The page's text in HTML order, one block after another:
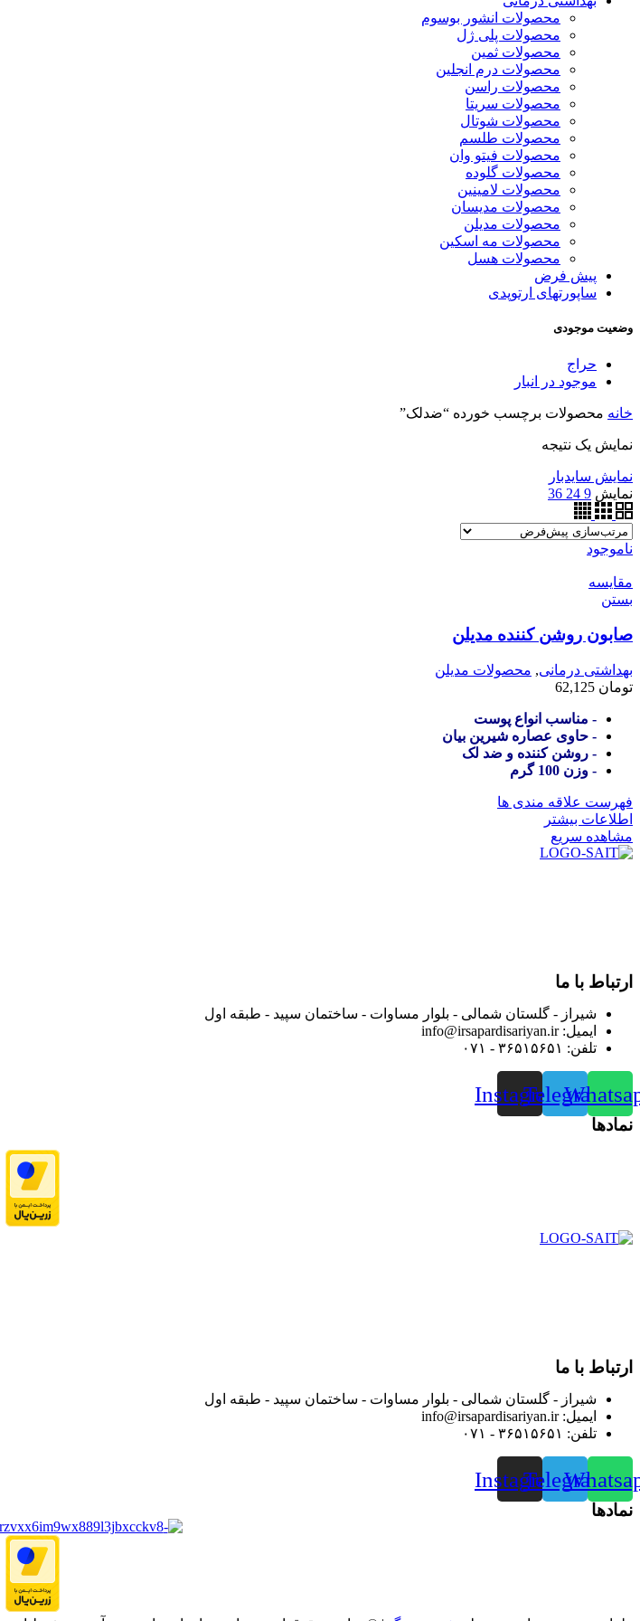
محصولات انشور بوسوم
محصولات پلی ژل
محصولات ثمین
محصولات درم انجلین
محصولات راسن
محصولات سریتا
محصولات شوتال
محصولات طلسم
محصولات فیتو وان
محصولات گلوده
محصولات لامینین
محصولات مدیسان
محصولات مدیلن
محصولات مه اسکین
محصولات هسل
پیش فرض
ساپورتهای ارتوپدی
وضعیت موجودی
حراج
موجود در انبار
خانه محصولات برچسب خورده “ضدلک”
نمایش یک نتیجه
نمایش سایدبار
نمایش 9
24
36
ناموجود
مقایسه
بستن
صابون روشن کننده مدیلن
بهداشتی درمانی, محصولات مدیلن
تومان
- مناسب انواع پوست
- حاوی عصاره شیرین بیان
- روشن کننده و ضد لک
- وزن 100 گرم
فهرست علاقه مندی ها
اطلاعات بیشتر
مشاهده سریع
ارتباط با ما
شیراز - گلستان شمالی - بلوار مساوات - ساختمان سپید - طبقه اول
ایمیل: info@irsapardisariyan.ir
تلفن: ۳۶۵۱۵۶۵۱ - ۰۷۱
Telegram
Instagram
نمادها
ارتباط با ما
شیراز - گلستان شمالی - بلوار مساوات - ساختمان سپید - طبقه اول
ایمیل: info@irsapardisariyan.ir
تلفن: ۳۶۵۱۵۶۵۱ - ۰۷۱
Telegram
Instagram
نمادها